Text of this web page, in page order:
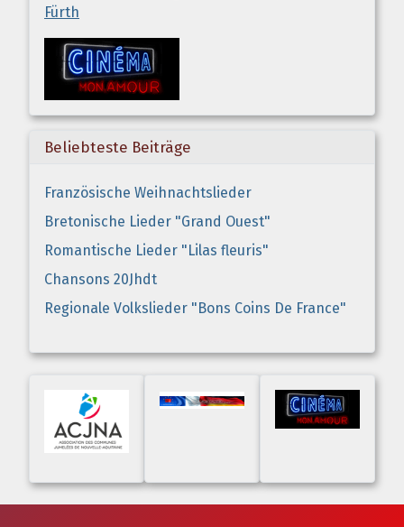
Fürth
Beliebteste Beiträge
Französische Weihnachtslieder
Bretonische Lieder "Grand Ouest"
Romantische Lieder "Lilas fleuris"
Chansons 20Jhdt
Regionale Volkslieder "Bons Coins De France"